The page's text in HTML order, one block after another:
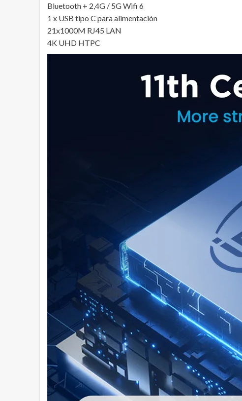
Bluetooth + 2,4G / 5G Wifi 6
1 x USB tipo C para alimentación
21x1000M RJ45 LAN
4K UHD HTPC